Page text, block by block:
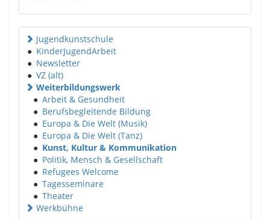
Jugendkunstschule
● KinderJugendArbeit
● Newsletter
● VZ (alt)
Weiterbildungswerk
● Arbeit & Gesundheit
● Berufsbegleitende Bildung
● Europa & Die Welt (Musik)
● Europa & Die Welt (Tanz)
● Kunst, Kultur & Kommunikation
● Politik, Mensch & Gesellschaft
● Refugees Welcome
● Tagesseminare
● Theater
Werkbühne